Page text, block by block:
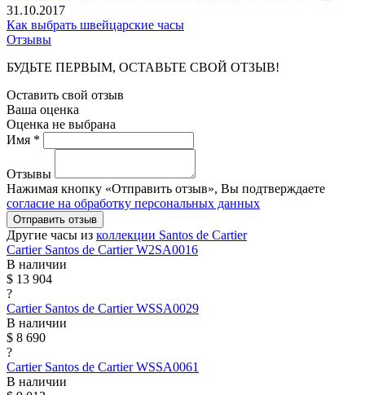
31.10.2017
Как выбрать швейцарские часы
Отзывы
БУДЬТЕ ПЕРВЫМ, ОСТАВЬТЕ СВОЙ ОТЗЫВ!
Оставить свой отзыв
Ваша оценка
Оценка не выбрана
Имя *
Отзывы
Нажимая кнопку «Отправить отзыв», Вы подтверждаете
согласие на обработку персональных данных
Отправить отзыв
Другие часы из коллекции Santos de Cartier
Cartier Santos de CartierW2SA0016
В наличии
$ 13 904
?
Cartier Santos de CartierWSSA0029
В наличии
$ 8 690
?
Cartier Santos de CartierWSSA0061
В наличии